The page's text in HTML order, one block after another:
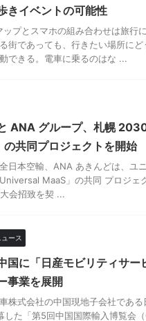
きイベントの可能性
プとスマホの組み合わせは旅
街であっても、行きたい場所に
できる。電車に乗るのはな ...
ANA グループ、札幌
の共同プロジェクトを開始
日本空輸、ANA あきんどは、ユ
MaaS」の共同 プロジェ
会招致を契 ...
ュース
国に「日産モビリティサ
事業を展開
株式会社の中国現地子会社であ
した「第5回中国国際輸入博覧会